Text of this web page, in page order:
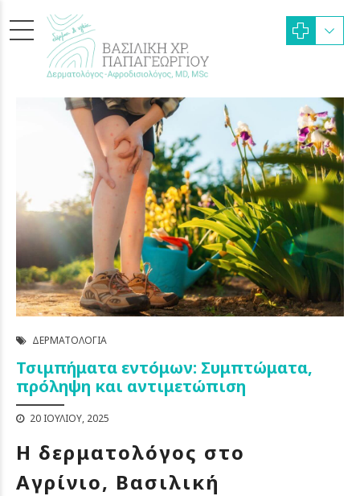
ΔΕΡΜΑΤΟΛΟΓΊΑ
Τσιμπήματα εντόμων: Συμπτώματα,
πρόληψη και αντιμετώπιση
20 ΙΟΥΛΊΟΥ, 2025
Η δερματολόγος στο
Αγρίνιο, Βασιλική